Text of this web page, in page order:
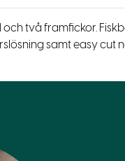
två framfickor.
samt easy cut